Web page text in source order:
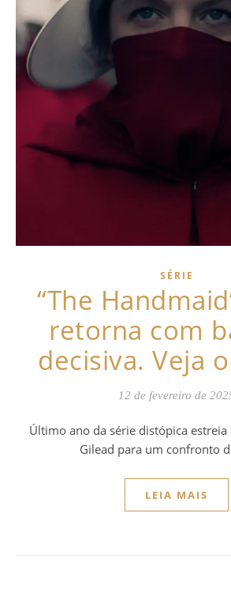
SÉRIE
“The
retorna com
decisiva. Veja
12 de fevereiro de
Último ano da série distópica estreia em abril e volta a
Gilead para um confronto
LEIA MAIS